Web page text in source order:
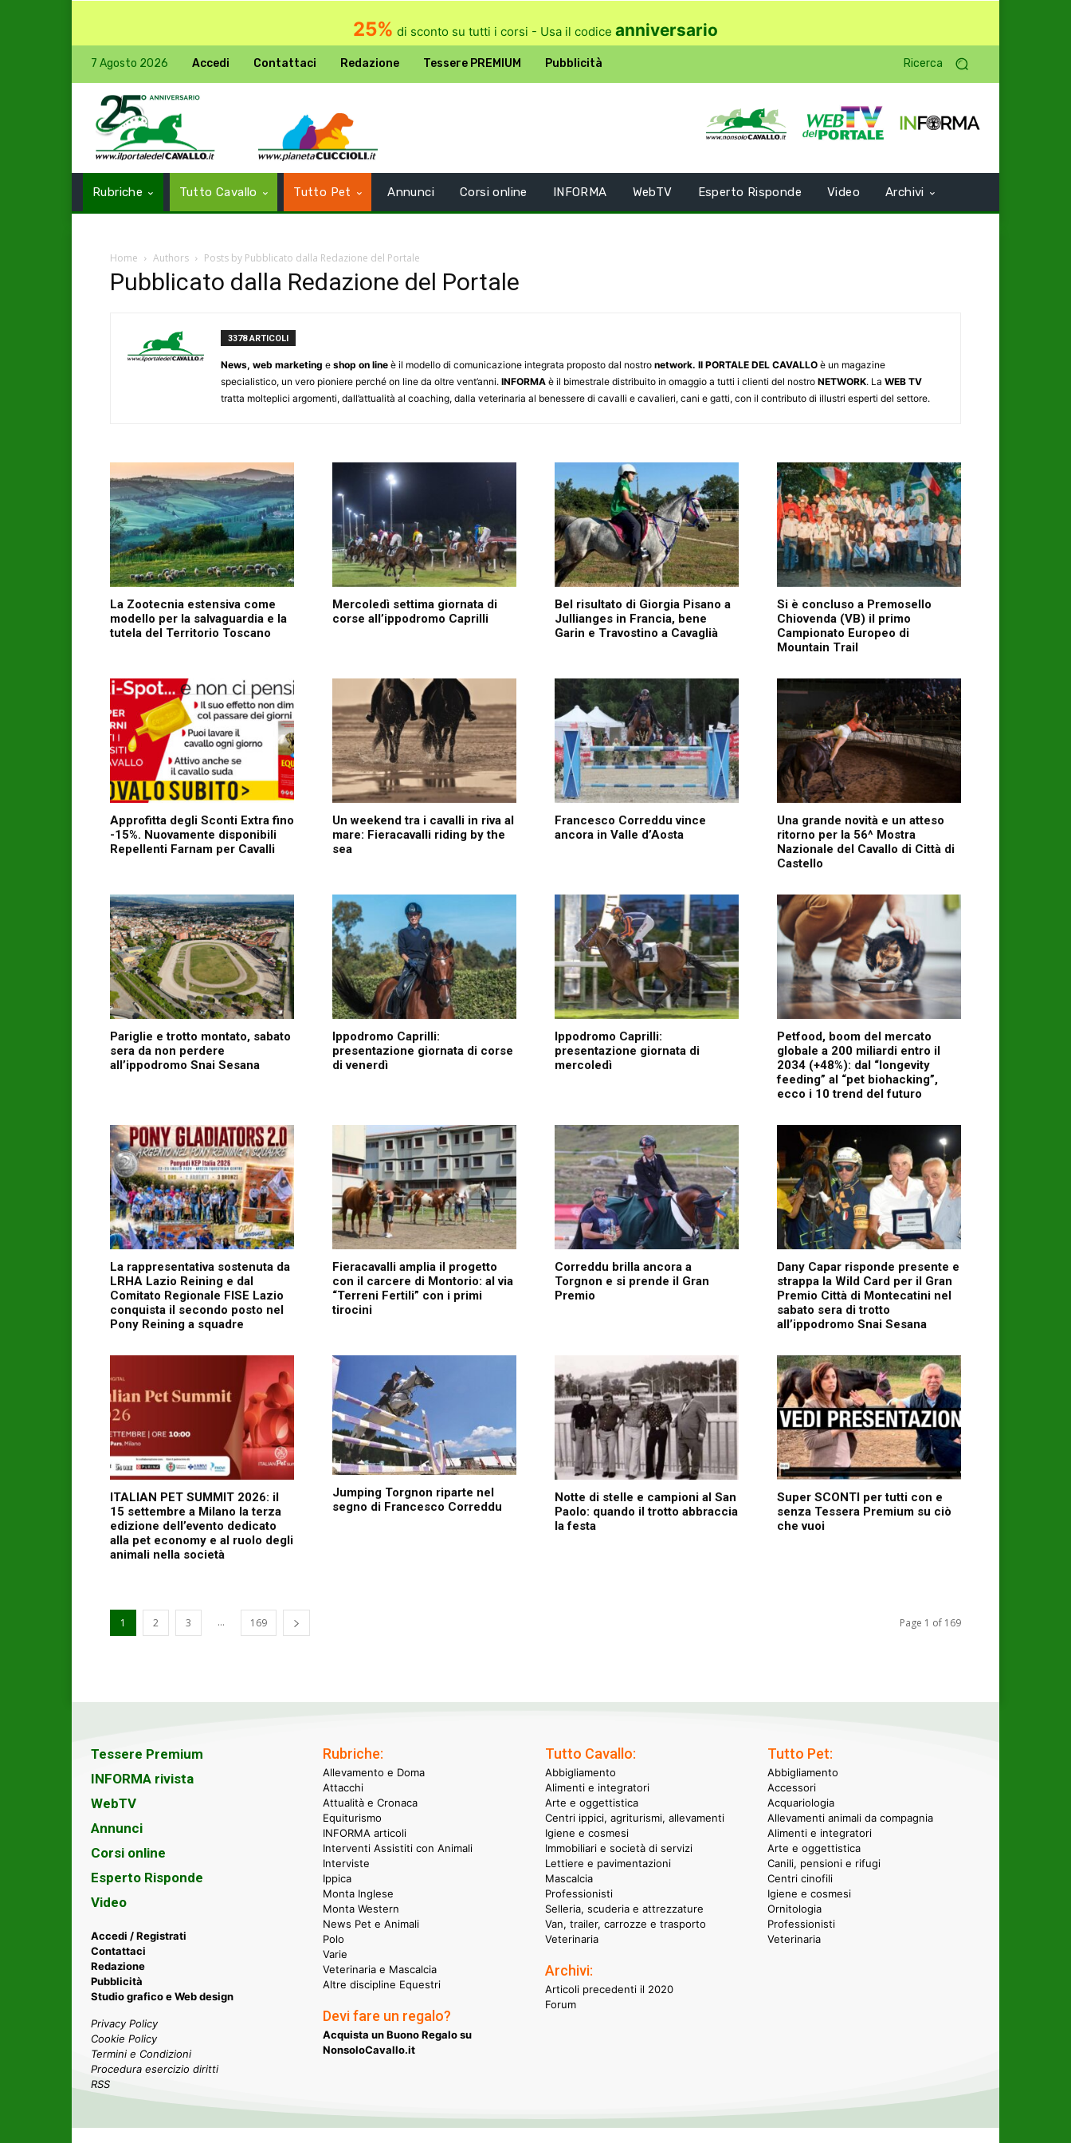
25% di sconto su tutti i corsi - Usa il codice anniversario
7 Agosto 2026 Accedi Contattaci Redazione Tessere PREMIUM Pubblicità Ricerca
Rubriche Tutto Cavallo Tutto Pet Annunci Corsi online INFORMA WebTV Esperto Risponde Video Archivi
Home Authors Posts by Pubblicato dalla Redazione del Portale
Pubblicato dalla Redazione del Portale
3378 ARTICOLI
News, web marketing e shop on line è il modello di comunicazione integrata proposto dal nostro network. Il PORTALE DEL CAVALLO è un magazine
specialistico, un vero pioniere perché on line da oltre vent’anni. INFORMA è il bimestrale distribuito in omaggio a tutti i clienti del nostro NETWORK. La WEB TV
tratta molteplici argomenti, dall’attualità al coaching, dalla veterinaria al benessere di cavalli e cavalieri, cani e gatti, con il contributo di illustri esperti del settore.
La Zootecnia estensiva come
modello per la salvaguardia e la
tutela del Territorio Toscano
Mercoledì settima giornata di
corse all’ippodromo Caprilli
Bel risultato di Giorgia Pisano a
Jullianges in Francia, bene
Garin e Travostino a Cavaglià
Si è concluso a Premosello
Chiovenda (VB) il primo
Campionato Europeo di
Mountain Trail
Approfitta degli Sconti Extra fino
-15%. Nuovamente disponibili
Repellenti Farnam per Cavalli
Un weekend tra i cavalli in riva al
mare: Fieracavalli riding by the
sea
Francesco Correddu vince
ancora in Valle d’Aosta
Una grande novità e un atteso
ritorno per la 56^ Mostra
Nazionale del Cavallo di Città di
Castello
Pariglie e trotto montato, sabato
sera da non perdere
all’ippodromo Snai Sesana
Ippodromo Caprilli:
presentazione giornata di corse
di venerdì
Ippodromo Caprilli:
presentazione giornata di
mercoledì
Petfood, boom del mercato
globale a 200 miliardi entro il
2034 (+48%): dal “longevity
feeding” al “pet biohacking”,
ecco i 10 trend del futuro
La rappresentativa sostenuta da
LRHA Lazio Reining e dal
Comitato Regionale FISE Lazio
conquista il secondo posto nel
Pony Reining a squadre
Fieracavalli amplia il progetto
con il carcere di Montorio: al via
“Terreni Fertili” con i primi
tirocini
Correddu brilla ancora a
Torgnon e si prende il Gran
Premio
Dany Capar risponde presente e
strappa la Wild Card per il Gran
Premio Città di Montecatini nel
sabato sera di trotto
all’ippodromo Snai Sesana
ITALIAN PET SUMMIT 2026: il
15 settembre a Milano la terza
edizione dell’evento dedicato
alla pet economy e al ruolo degli
animali nella società
Jumping Torgnon riparte nel
segno di Francesco Correddu
Notte di stelle e campioni al San
Paolo: quando il trotto abbraccia
la festa
Super SCONTI per tutti con e
senza Tessera Premium su ciò
che vuoi
1 2 3 ... 169 Page 1 of 169
Tessere Premium
INFORMA rivista
WebTV
Annunci
Corsi online
Esperto Risponde
Video
Accedi / Registrati
Contattaci
Redazione
Pubblicità
Studio grafico e Web design
Privacy Policy
Cookie Policy
Termini e Condizioni
Procedura esercizio diritti
RSS
Rubriche:
Allevamento e Doma
Attacchi
Attualità e Cronaca
Equiturismo
INFORMA articoli
Interventi Assistiti con Animali
Interviste
Ippica
Monta Inglese
Monta Western
News Pet e Animali
Polo
Varie
Veterinaria e Mascalcia
Altre discipline Equestri
Devi fare un regalo?
Acquista un Buono Regalo su
NonsoloCavallo.it
Tutto Cavallo:
Abbigliamento
Alimenti e integratori
Arte e oggettistica
Centri ippici, agriturismi, allevamenti
Igiene e cosmesi
Immobiliari e società di servizi
Lettiere e pavimentazioni
Mascalcia
Professionisti
Selleria, scuderia e attrezzature
Van, trailer, carrozze e trasporto
Veterinaria
Archivi:
Articoli precedenti il 2020
Forum
Tutto Pet:
Abbigliamento
Accessori
Acquariologia
Allevamenti animali da compagnia
Alimenti e integratori
Arte e oggettistica
Canili, pensioni e rifugi
Centri cinofili
Igiene e cosmesi
Ornitologia
Professionisti
Veterinaria